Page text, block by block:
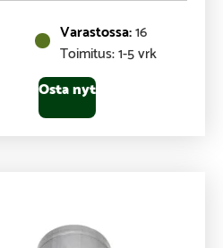
16
Toimitus: 1-5 vrk
Osta nyt